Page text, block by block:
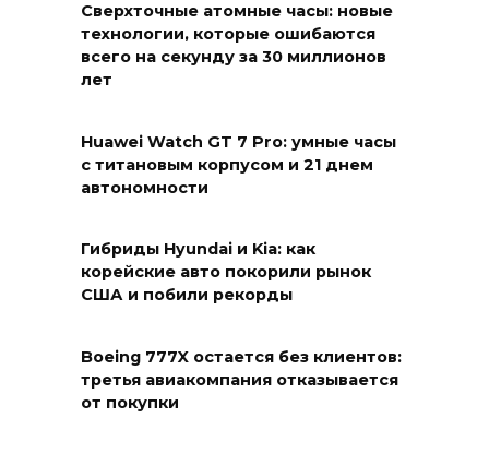
Сверхточные атомные часы: новые
технологии, которые ошибаются
всего на секунду за 30 миллионов
лет
Huawei Watch GT 7 Pro: умные часы
с титановым корпусом и 21 днем
автономности
Гибриды Hyundai и Kia: как
корейские авто покорили рынок
США и побили рекорды
Boeing 777X остается без клиентов:
третья авиакомпания отказывается
от покупки